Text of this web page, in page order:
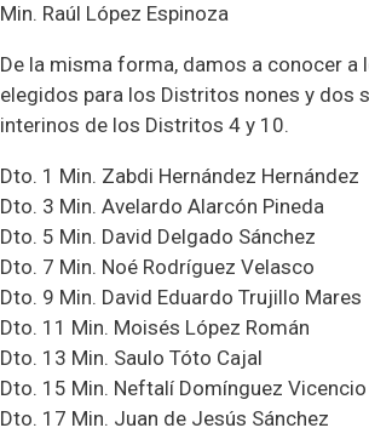
Min. Raúl López Espinoza
De la misma forma, damos a conocer a
elegidos para los Distritos nones y dos
interinos de los Distritos 4 y 10.
Dto. 1 Min. Zabdi Hernández Hernández
Dto. 3 Min. Avelardo Alarcón Pineda
Dto. 5 Min. David Delgado Sánchez
Dto. 7 Min. Noé Rodríguez Velasco
Dto. 9 Min. David Eduardo Trujillo Mares
Dto. 11 Min. Moisés López Román
Dto. 13 Min. Saulo Tóto Cajal
Dto. 15 Min. Neftalí Domínguez Vicencio
Dto. 17 Min. Juan de Jesús Sánchez